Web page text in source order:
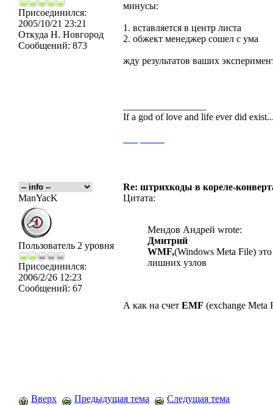
Присоединился:
2005/10/21 23:21
Откуда Н. Новгород
Сообщений: 873
минусы:
1. вставляется в центр листа
2. обжект менеджер сошел с ума
жду результатов ваших
If a god of love and life ever did
Re: штрихкоды в кореле-
ManYacK
Пользователь 2 уровня
Присоединился:
2006/2/26 12:23
Сообщений: 67
Цитата:
Мендов Андрей wrote:
Дмитрий
WMF,(Windows Meta File)
лишних узлов
А как на счет EMF (exchange
Вверх Предыдущая тема Следущая тема